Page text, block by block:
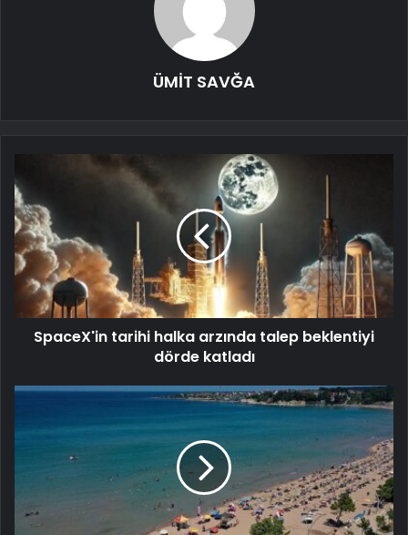
ÜMİT SAVĞA
SpaceX'in tarihi halka arzında talep beklentiyi
dörde katladı